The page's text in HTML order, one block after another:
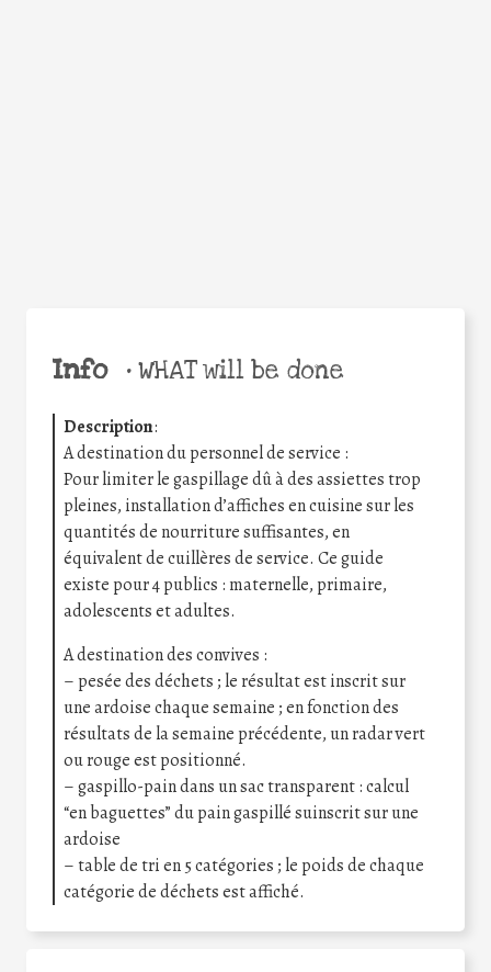
Info •WHAT will be done
Description:
A destination du personnel de service :
Pour limiter le gaspillage dû à des assiettes trop
pleines, installation d’affiches en cuisine sur les
quantités de nourriture suffisantes, en
équivalent de cuillères de service. Ce guide
existe pour 4 publics : maternelle, primaire,
adolescents et adultes.
A destination des convives :
– pesée des déchets ; le résultat est inscrit sur
une ardoise chaque semaine ; en fonction des
résultats de la semaine précédente, un radar vert
ou rouge est positionné.
– gaspillo-pain dans un sac transparent : calcul
“en baguettes” du pain gaspillé suinscrit sur une
ardoise
– table de tri en 5 catégories ; le poids de chaque
catégorie de déchets est affiché.